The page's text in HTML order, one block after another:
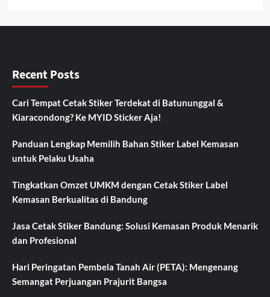
Recent Posts
Cari Tempat Cetak Stiker Terdekat di Batununggal &
Kiaracondong? Ke MYID Sticker Aja!
Panduan Lengkap Memilih Bahan Stiker Label Kemasan
untuk Pelaku Usaha
Tingkatkan Omzet UMKM dengan Cetak Stiker Label
Kemasan Berkualitas di Bandung
Jasa Cetak Stiker Bandung: Solusi Kemasan Produk Menarik
dan Profesional
Hari Peringatan Pembela Tanah Air (PETA): Mengenang
Semangat Perjuangan Prajurit Bangsa